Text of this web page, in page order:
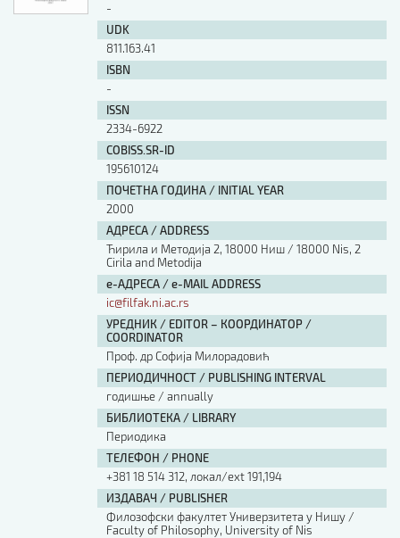
УПУТСТВА
Правилник о издавачкој делатности
Упутство ауторима
Упутство уредницима
Изјава о ауторству
Изјава о лектури
Изјава о коришћењу ауторског дела
Упутство за бирање лиценце
Уговор са аутором
Шаблон прве стране и импресума [B5, ћир]
Шаблон прве стране и импресума [B5, лат]
Шаблон прве стране и импресума [B5, енг]
Етички кодекс
ПРЕТРАГА ИЗДАЊА
Наслов или део наслова
-
UDK
811.163.41
ISBN
-
ISSN
2334-6922
COBISS.SR-ID
195610124
ПОЧЕТНА ГОДИНА / INITIAL YEAR
2000
АДРЕСА / ADDRESS
Ћирила и Методија 2, 18000 Ниш / 18000 Nis, 2
Cirila and Metodija
е-АДРЕСА / e-MAIL ADDRESS
ic@filfak.ni.ac.rs
УРЕДНИК / EDITOR – КООРДИНАТОР /
COORDINATOR
Проф. др Софија Милорадовић
ПЕРИОДИЧНОСТ / PUBLISHING INTERVAL
годишње / annually
БИБЛИОТЕКА / LIBRARY
Периодика
ТЕЛЕФОН / PHONE
+381 18 514 312, локал/ext 191,194
ИЗДАВАЧ / PUBLISHER
Филозофски факултет Универзитета у Нишу /
Faculty of Philosophy, University of Nis